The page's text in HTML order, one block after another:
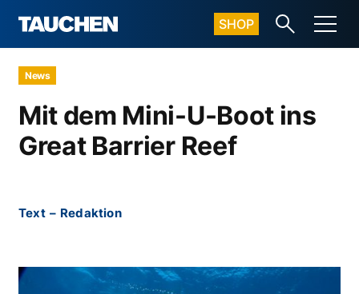
SHOP
News
Mit dem Mini-U-Boot ins
Great Barrier Reef
Text – Redaktion